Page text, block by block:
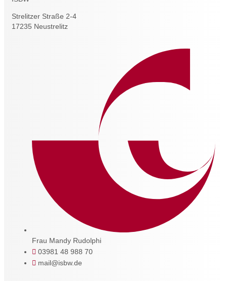
Strelitzer Straße 2-4
17235 Neustrelitz
Frau Mandy Rudolphi
03981 48 988 70
mail@isbw.de